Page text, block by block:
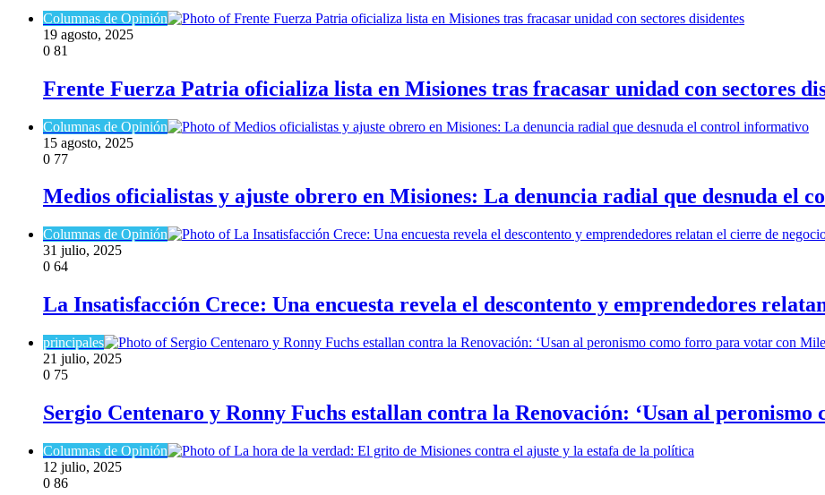
Columnas de Opinión
19 agosto, 2025
0 81
Frente Fuerza Patria oficializa lista en Misiones tras fracasar unidad con sectores
Columnas de Opinión
15 agosto, 2025
0 77
Medios oficialistas y ajuste obrero en Misiones: La denuncia radial que desnuda el
Columnas de Opinión
31 julio, 2025
0 64
La Insatisfacción Crece: Una encuesta revela el descontento y emprendedores
principales
21 julio, 2025
0 75
Sergio Centenaro y Ronny Fuchs estallan contra la Renovación: ‘Usan al
Columnas de Opinión
12 julio, 2025
0 86